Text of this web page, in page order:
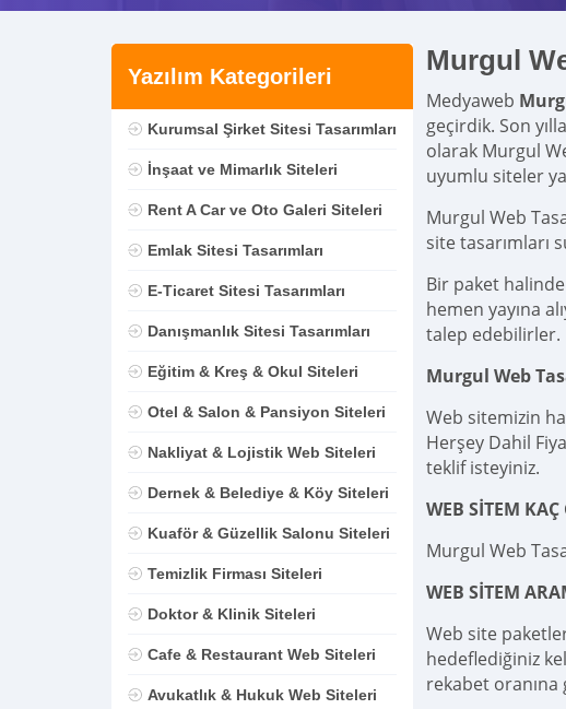
Yazılım Kategorileri
Kurumsal Şirket Sitesi Tasarımları
İnşaat ve Mimarlık Siteleri
Rent A Car ve Oto Galeri Siteleri
Emlak Sitesi Tasarımları
E-Ticaret Sitesi Tasarımları
Danışmanlık Sitesi Tasarımları
Eğitim & Kreş & Okul Siteleri
Otel & Salon & Pansiyon Siteleri
Nakliyat & Lojistik Web Siteleri
Dernek & Belediye & Köy Siteleri
Kuaför & Güzellik Salonu Siteleri
Temizlik Firması Siteleri
Doktor & Klinik Siteleri
Cafe & Restaurant Web Siteleri
Avukatlık & Hukuk Web Siteleri
Murgul
Medyaweb
geçirdik. Son
olarak Murgul
uyumlu siteler
Murgul Web
site tasarımları
Bir paket
hemen yayına
talep edebilirler.
Murgul Web
Web sitemizin
Herşey Dahil
teklif isteyiniz.
WEB SİTEM
Murgul Web
WEB SİTEM
Web site
hedeflediğiniz
rekabet oranına